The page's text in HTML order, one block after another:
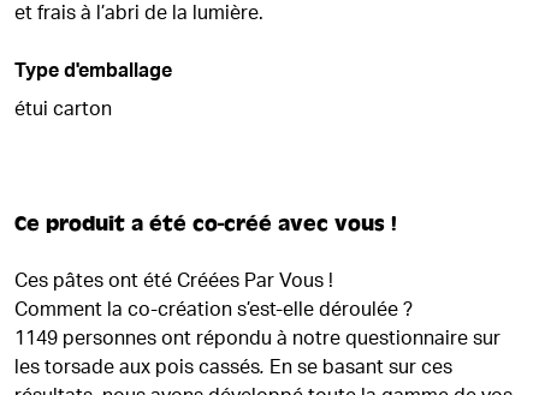
et frais à l’abri de la lumière.
Type d'emballage
étui carton
Ce produit a été co-créé avec vous !
Ces pâtes ont été Créées Par Vous !
Comment la co-création s’est-elle déroulée ?
1149 personnes ont répondu à notre questionnaire sur
les torsade aux pois cassés. En se basant sur ces